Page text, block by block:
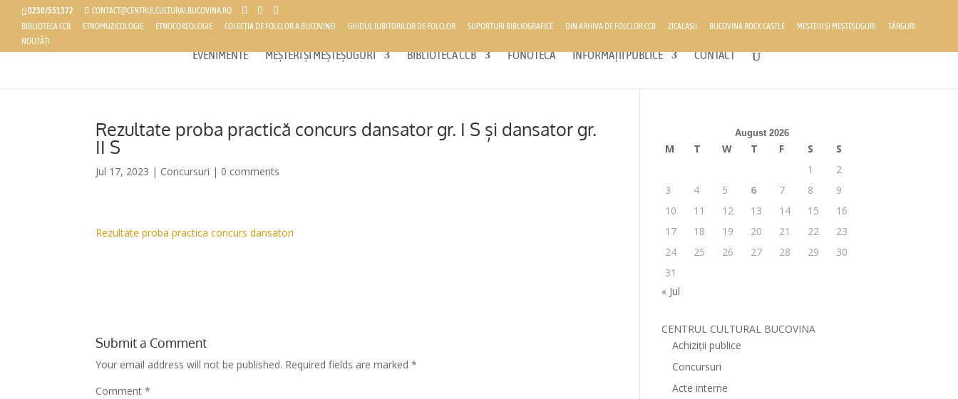
0230/551372
CONTACT@CENTRULCULTURALBUCOVINA.RO
BIBLIOTECA CCB
ETNOMUZICOLOGIE ETNOCOREOLOGIE COLECȚIA DE FOLCLOR A BUCOVINEI GHIDUL IUBITORILOR DE FOLCLOR SUPORTURI BIBLIOGRAFICE DIN ARHIVA DE FOLCLOR CCB ZICALAȘII BUCOVINA ROCK CASTLE MEȘTERI ȘI MEȘTEȘUGURI
TÂRGURI
NOUTĂȚI
EVENIMENTE MEȘTERI ȘI MEȘTEȘUGURI BIBLIOTECA CCB FONOTECĂ INFORMAȚII PUBLICE CONTACT
Rezultate proba practică concurs dansator gr. I S și dansator gr.
II S
Jul 17, 2023 | Concursuri | 0 comments
Rezultate proba practica concurs dansatori
Submit a Comment
Your email address will not be published. Required fields are marked*
Comment*
August 2026
M T W T F S
S
1
2
3
4 5 6 7 8
9
10
11 12 13 14 15
16
17
18 19 20 21 22
23
24
25 26 27 28 29
30
31
« Jul
CENTRUL CULTURAL BUCOVINA
Achiziții publice
Concursuri
Acte interne